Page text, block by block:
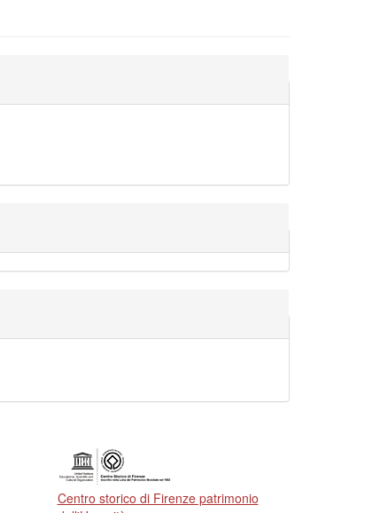
Centro storico di Firenze patrimonio